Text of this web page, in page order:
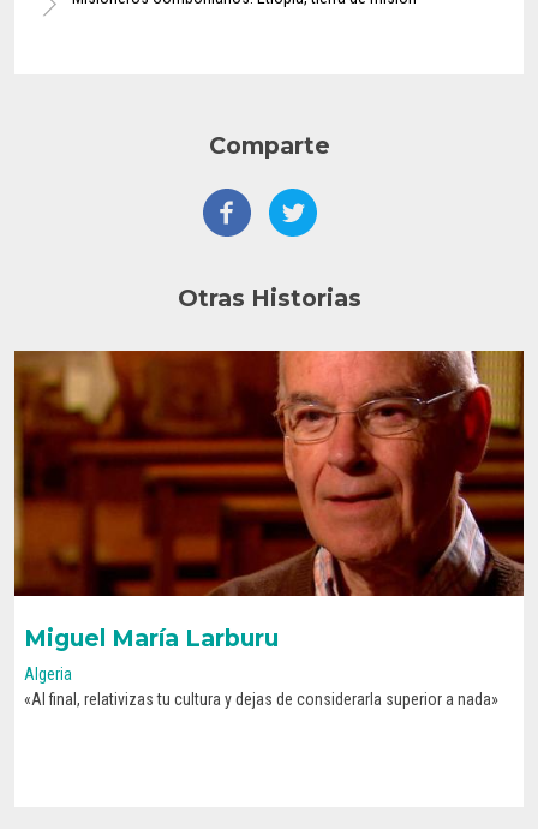
Comparte
Otras Historias
Miguel María Larburu
Algeria
«Al final, relativizas tu cultura y dejas de considerarla superior a nada»
CONOCE SU HISTORIA